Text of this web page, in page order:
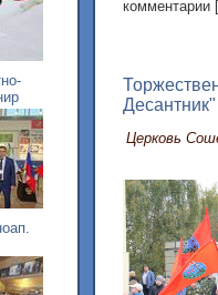
комментарии
Церковь